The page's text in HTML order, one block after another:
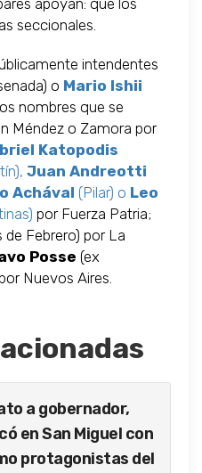
apoyan: que los
seccionales.
intendentes
o Mario Ishii
nombres que se
Méndez o Zamora por
Katopodis
Juan Andreotti
Achával (Pilar) o Leo
por Fuerza Patria;
de Febrero) por La
Posse (ex
Nuevos Aires.
a gobernador,
en San Miguel con
protagonistas del